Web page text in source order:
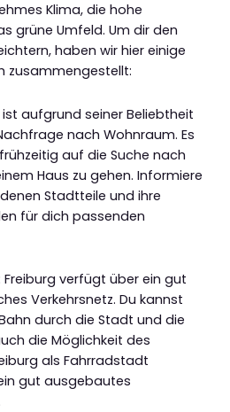
Klima, die hohe
grüne Umfeld. Um dir den
haben wir hier einige
zusammengestellt:
ist aufgrund seiner Beliebtheit
nach Wohnraum. Es
auf die Suche nach
Haus zu gehen. Informiere
Stadtteile und ihre
für dich passenden
Freiburg verfügt über ein gut
Verkehrsnetz. Du kannst
durch die Stadt und die
die Möglichkeit des
als Fahrradstadt
gut ausgebautes